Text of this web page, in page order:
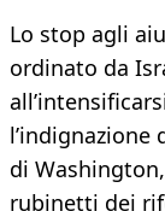
Lo stop agli
ordinato da
l’indignazione
di
rubinetti dei